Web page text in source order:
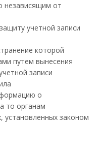
независящим от
учетной записи
которой
путем вынесения
записи
о
то органам
установленных законом